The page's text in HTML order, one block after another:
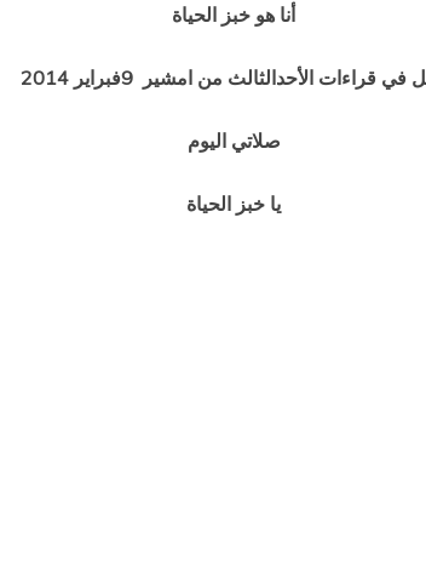
أنا هو خبز الحياة
في قراءات الأحدالثالث من امشير 9فبراير 2014
صلاتي اليوم
يا خبز الحياة